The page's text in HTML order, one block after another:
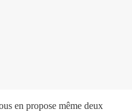
en propose même deux